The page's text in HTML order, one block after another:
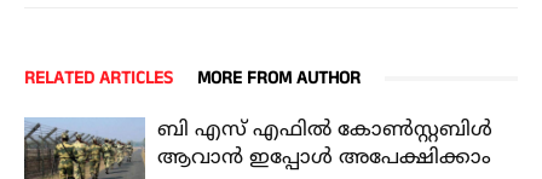
RELATED ARTICLES MORE FROM AUTHOR
ബി എസ് എഫിൽ കോൺസ്റ്റബിൾ
ആവാൻ ഇപ്പോൾ അപേക്ഷിക്കാം